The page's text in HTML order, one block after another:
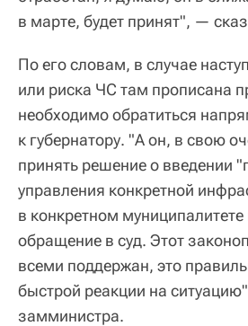
в марте, будет принят", —
По его словам, в случае
или риска ЧС там прописана
необходимо обратиться
к губернатору. "А он, в свою
принять решение о введении
управления конкретной
в конкретном
обращение в суд. Этот
всеми поддержан, это
быстрой реакции на
замминистра.